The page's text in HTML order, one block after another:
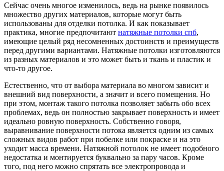
Сейчас очень многое изменилось, ведь на рынке появилось
множество других материалов, которые могут быть
использованы для отделки потолка. И как показывает
практика, многие предпочитают натяжные потолки спб,
имеющие целый ряд несомненных достоинств и преимуществ
перед другими вариантами. Натяжные потолки изготовляются
из разных материалов и это может быть и ткань и пластик и
что-то другое.
Естественно, что от выбора материала во многом зависит и
внешний вид поверхности, а значит и всего помещения. Но
при этом, монтаж такого потолка позволяет забыть обо всех
проблемах, ведь он полностью закрывает поверхность и имеет
идеально ровную поверхность. Собственно говоря,
выравнивание поверхности потока является одним из самых
сложных видов работ при побелке или покраске и на это
уходит масса времени. Натяжной потолок не имеет подобного
недостатка и монтируется буквально за пару часов. Кроме
того, под него можно спрятать все электропровода и